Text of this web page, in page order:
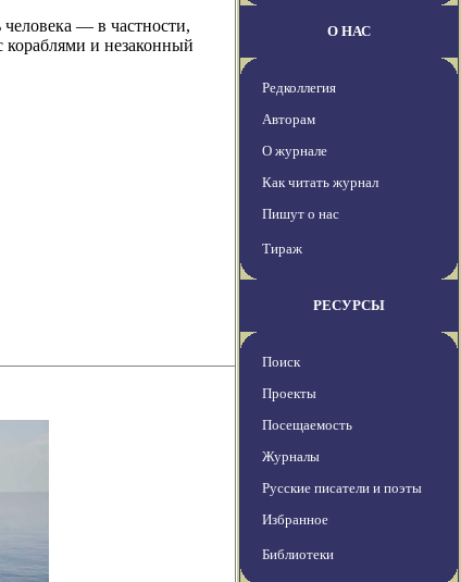
— в частности,
кораблями и незаконный
О НАС
Редколлегия
Авторам
О журнале
Как читать журнал
Пишут о нас
Тираж
РЕСУРСЫ
Поиск
Проекты
Посещаемость
Журналы
Русские писатели и поэты
Избранное
Библиотеки